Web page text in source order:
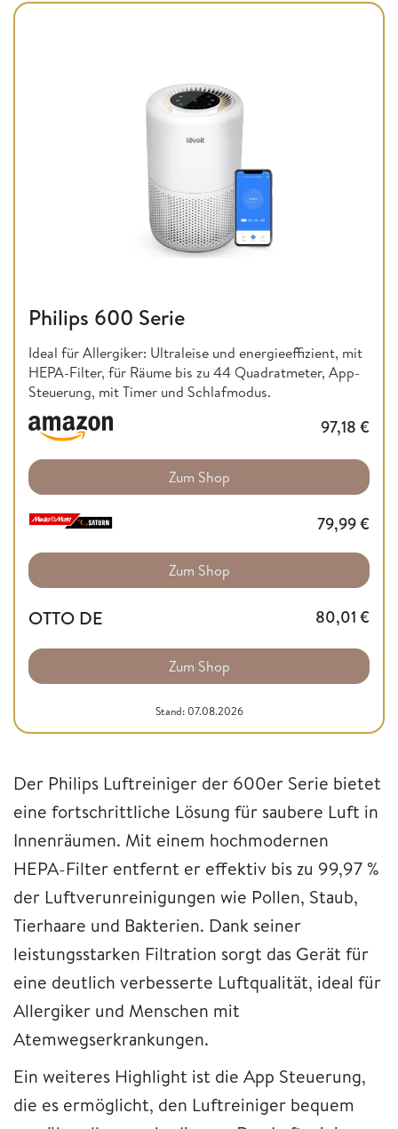
Philips 600 Serie
Ideal für Allergiker: Ultraleise und energieeffizient, mit
HEPA-Filter, für Räume bis zu 44 Quadratmeter, App-
Steuerung, mit Timer und Schlafmodus.
97,18 €
Zum Shop
79,99€
Zum Shop
OTTO DE 80,01 €
Zum Shop
Stand: 07.08.2026
Der Philips Luftreiniger der 600er Serie bietet
eine fortschrittliche Lösung für saubere Luft in
Innenräumen. Mit einem hochmodernen
HEPA-Filter entfernt er effektiv bis zu 99,97 %
der Luftverunreinigungen wie Pollen, Staub,
Tierhaare und Bakterien. Dank seiner
leistungsstarken Filtration sorgt das Gerät für
eine deutlich verbesserte Luftqualität, ideal für
Allergiker und Menschen mit
Atemwegserkrankungen.
Ein weiteres Highlight ist die App Steuerung,
die es ermöglicht, den Luftreiniger bequem